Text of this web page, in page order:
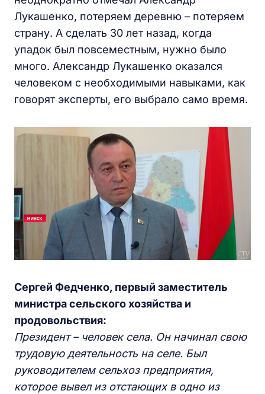
Лукашенко, потеряем деревню – потеряем
страну. А сделать 30 лет назад, когда
упадок был повсеместным, нужно было
много. Александр Лукашенко оказался
человеком с необходимыми навыками, как
говорят эксперты, его выбрало само время.
Сергей Федченко, первый заместитель
министра сельского хозяйства и
продовольствия:
Президент– человек села. Он начинал свою
трудовую деятельность на селе. Был
руководителем сельхоз предприятия,
которое вывел из отстающих в одно из